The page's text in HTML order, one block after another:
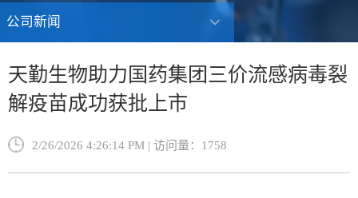
公司新闻
天勤生物助力国药集团三价流感病毒裂
解疫苗成功获批上市
2/26/2026 4:26:14 PM | 访问量：1758